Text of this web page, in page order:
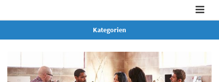
Kategorien